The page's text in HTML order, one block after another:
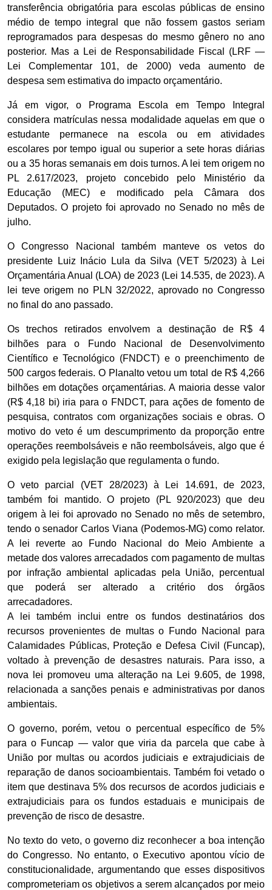
transferência obrigatória para escolas públicas de ensino
médio de tempo integral que não fossem gastos seriam
reprogramados para despesas do mesmo gênero no ano
posterior. Mas a Lei de Responsabilidade Fiscal (LRF —
Lei Complementar 101, de 2000) veda aumento de
despesa sem estimativa do impacto orçamentário.
Já em vigor, o Programa Escola em Tempo Integral
considera matrículas nessa modalidade aquelas em que o
estudante permanece na escola ou em atividades
escolares por tempo igual ou superior a sete horas diárias
ou a 35 horas semanais em dois turnos. A lei tem origem no
PL 2.617/2023, projeto concebido pelo Ministério da
Educação (MEC) e modificado pela Câmara dos
Deputados. O projeto foi aprovado no Senado no mês de
julho.
O Congresso Nacional também manteve os vetos do
presidente Luiz Inácio Lula da Silva (VET 5/2023) à Lei
Orçamentária Anual (LOA) de 2023 (Lei 14.535, de 2023). A
lei teve origem no PLN 32/2022, aprovado no Congresso
no final do ano passado.
Os trechos retirados envolvem a destinação de R$ 4
bilhões para o Fundo Nacional de Desenvolvimento
Científico e Tecnológico (FNDCT) e o preenchimento de
500 cargos federais. O Planalto vetou um total de R$ 4,266
bilhões em dotações orçamentárias. A maioria desse valor
(R$ 4,18 bi) iria para o FNDCT, para ações de fomento de
pesquisa, contratos com organizações sociais e obras. O
motivo do veto é um descumprimento da proporção entre
operações reembolsáveis e não reembolsáveis, algo que é
exigido pela legislação que regulamenta o fundo.
O veto parcial (VET 28/2023) à Lei 14.691, de 2023,
também foi mantido. O projeto (PL 920/2023) que deu
origem à lei foi aprovado no Senado no mês de setembro,
tendo o senador Carlos Viana (Podemos-MG) como relator.
A lei reverte ao Fundo Nacional do Meio Ambiente a
metade dos valores arrecadados com pagamento de multas
por infração ambiental aplicadas pela União, percentual
que poderá ser alterado a critério dos órgãos
arrecadadores.
A lei também inclui entre os fundos destinatários dos
recursos provenientes de multas o Fundo Nacional para
Calamidades Públicas, Proteção e Defesa Civil (Funcap),
voltado à prevenção de desastres naturais. Para isso, a
nova lei promoveu uma alteração na Lei 9.605, de 1998,
relacionada a sanções penais e administrativas por danos
ambientais.
O governo, porém, vetou o percentual específico de 5%
para o Funcap — valor que viria da parcela que cabe à
União por multas ou acordos judiciais e extrajudiciais de
reparação de danos socioambientais. Também foi vetado o
item que destinava 5% dos recursos de acordos judiciais e
extrajudiciais para os fundos estaduais e municipais de
prevenção de risco de desastre.
No texto do veto, o governo diz reconhecer a boa intenção
do Congresso. No entanto, o Executivo apontou vício de
constitucionalidade, argumentando que esses dispositivos
comprometeriam os objetivos a serem alcançados por meio